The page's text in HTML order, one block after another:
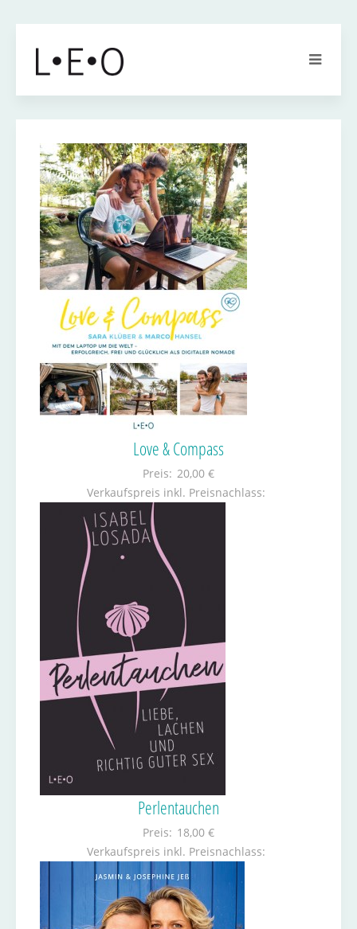
Love & Compass
Preis: 20,00 €
Verkaufspreis inkl. Preisnachlass:
Perlentauchen
Preis: 18,00 €
Verkaufspreis inkl. Preisnachlass: